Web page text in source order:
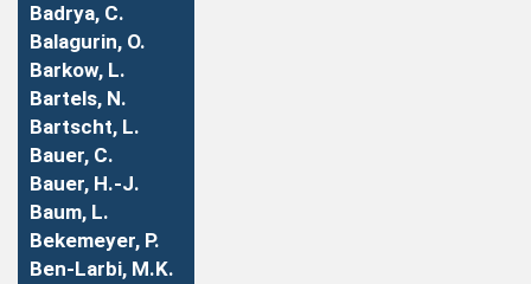
Badrya, C.
Balagurin, O.
Barkow, L.
Bartels, N.
Bartscht, L.
Bauer, C.
Bauer, H.-J.
Baum, L.
Bekemeyer, P.
Ben-Larbi, M.K.